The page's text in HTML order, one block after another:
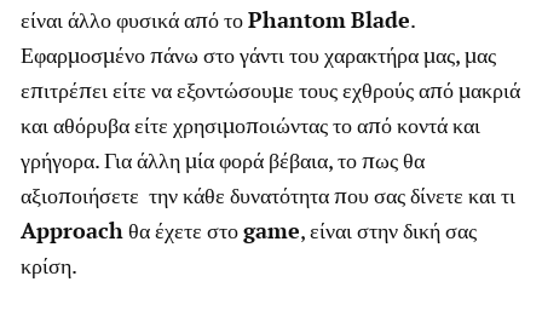
είναι άλλο φυσικά από τοPhantomBlade.
Εφαρμοσμένο πάνω στο γάντι του χαρακτήρα μας, μας
επιτρέπει είτε να εξοντώσουμε τους εχθρούς από μακριά
και αθόρυβα είτε χρησιμοποιώντας το από κοντά και
γρήγορα. Για άλλη μία φορά βέβαια, το πως θα
αξιοποιήσετε την κάθε δυνατότητα που σας δίνετε και τι
Approachθα έχετε στοgame, είναι στην δική σας
κρίση.